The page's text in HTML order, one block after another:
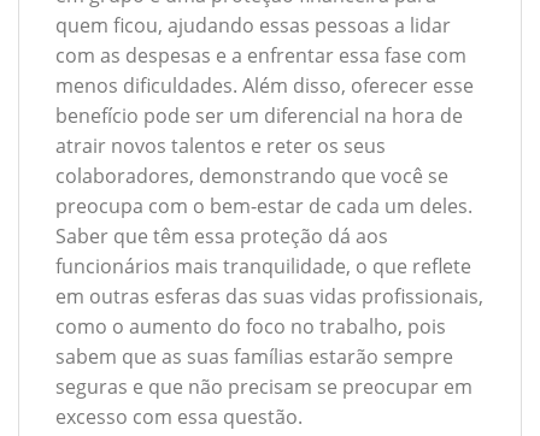
quem ficou, ajudando essas pessoas a lidar
com as despesas e a enfrentar essa fase com
menos dificuldades. Além disso, oferecer esse
benefício pode ser um diferencial na hora de
atrair novos talentos e reter os seus
colaboradores, demonstrando que você se
preocupa com o bem-estar de cada um deles.
Saber que têm essa proteção dá aos
funcionários mais tranquilidade, o que reflete
em outras esferas das suas vidas profissionais,
como o aumento do foco no trabalho, pois
sabem que as suas famílias estarão sempre
seguras e que não precisam se preocupar em
excesso com essa questão.